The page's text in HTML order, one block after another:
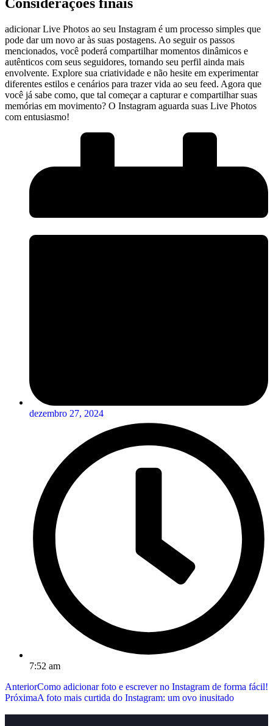
adicionar Live Photos ao seu Instagram é um processo simples que
pode ⁤dar um novo ar às​ suas postagens.‌ Ao seguir ⁢os passos
mencionados, você poderá compartilhar momentos ‍dinâmicos e
⁢autênticos com ‌seus seguidores, tornando seu perfil ainda ​mais
envolvente. Explore sua criatividade e‍ não hesite em experimentar
diferentes estilos e cenários‍ para⁢ trazer vida ‍ao seu feed. Agora que
você ⁢já sabe⁢ como, que ‍tal ⁤começar a capturar e compartilhar suas ​
memórias em movimento? O Instagram​ aguarda suas Live Photos
com‍ entusiasmo!
dezembro 27, 2024
7:52 am
AnteriorComo adicionar foto e escrever no Instagram de forma fácil!
PróximaA foto mais curtida do Instagram: um ovo inusitado